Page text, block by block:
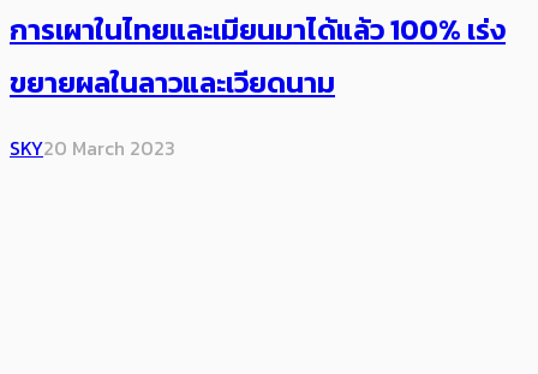
การเผาในไทยและเมียนมาได้แล้ว 100% เร่ง
ขยายผลในลาวและเวียดนาม
SKY20 March 2023